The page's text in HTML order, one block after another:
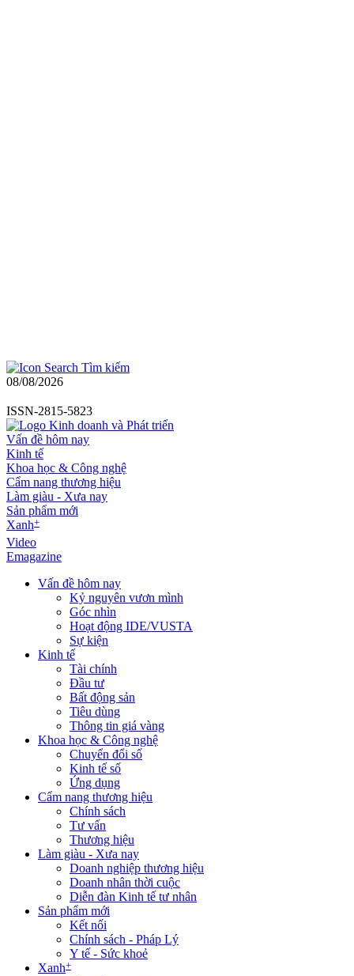
Tìm kiếm
08/08/2026
ISSN-2815-5823
Vấn đề hôm nay
Kinh tế
Khoa học & Công nghệ
Cẩm nang thương hiệu
Làm giàu - Xưa nay
Sản phẩm mới
Xanh+
Video
Emagazine
Vấn đề hôm nay
Kỷ nguyên vươn mình
Góc nhìn
Hoạt động IDE/VUSTA
Sự kiện
Kinh tế
Tài chính
Đầu tư
Bất động sản
Tiêu dùng
Thông tin giá vàng
Khoa học & Công nghệ
Chuyển đổi số
Kinh tế số
Ứng dụng
Cẩm nang thương hiệu
Chính sách
Tư vấn
Thương hiệu
Làm giàu - Xưa nay
Doanh nghiệp thương hiệu
Doanh nhân thời cuộc
Diễn đàn Kinh tế tư nhân
Sản phẩm mới
Kết nối
Chính sách - Pháp Lý
Y tế - Sức khoẻ
Xanh+